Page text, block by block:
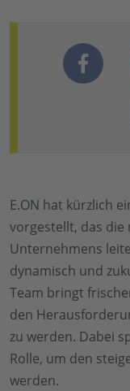
E.ON hat kürzlich
vorgestellt, das die
Unternehmens
dynamisch und
Team bringt
den
zu werden. Dabei
Rolle, um den
werden.